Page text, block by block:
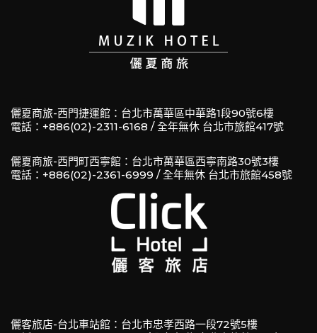
儷夏商旅-西門捷運館：台北市萬華區中華路1段90號6樓
電話：+886(02)-2311-6168 / 全年無休 台北市旅館417號
儷夏商旅-西門町西寧館：台北市萬華區西寧南路30號3樓
電話：+886(02)-2361-6999 / 全年無休 台北市旅館458號
儷客旅店-台北車站館：台北市忠孝西路一段72號5樓